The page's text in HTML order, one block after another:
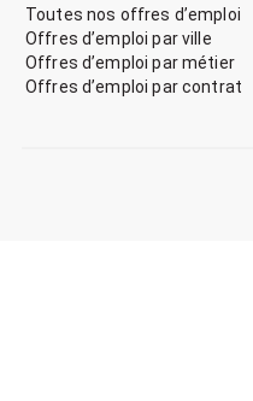
Toutes nos offres d’emploi
Offres d’emploi par ville
Offres d’emploi par métier
Offres d’emploi par contrat